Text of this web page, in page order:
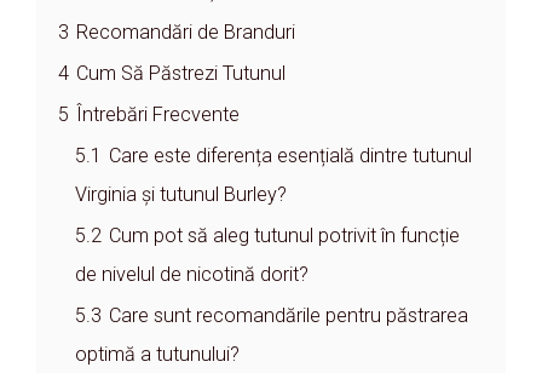
3 Recomandări de Branduri
4 Cum Să Păstrezi Tutunul
5
Întrebări Frecvente
5.1 Care este diferența esențială dintre tutunul
Virginia și tutunul Burley?
5.2 Cum pot să aleg tutunul potrivit în funcție
de nivelul de nicotină dorit?
5.3 Care sunt recomandările pentru păstrarea
optimă a tutunului?